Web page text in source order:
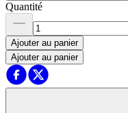
Quantité
Ajouter au panier
Ajouter au panier